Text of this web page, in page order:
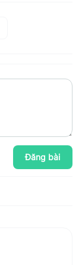
Đăng bài